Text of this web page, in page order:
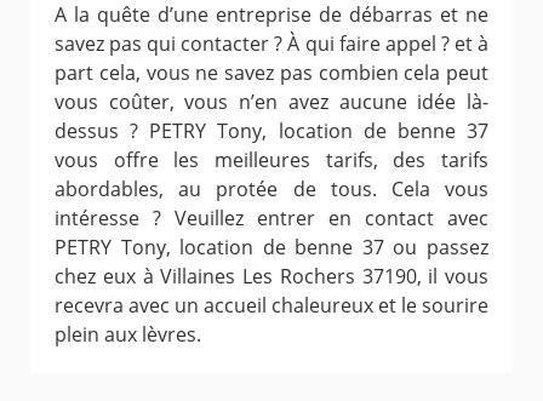
A la quête d’une entreprise de débarras et ne
savez pas qui contacter ? À qui faire appel ? et à
part cela, vous ne savez pas combien cela peut
vous coûter, vous n’en avez aucune idée là-
dessus ? PETRY Tony, location de benne 37
vous offre les meilleures tarifs, des tarifs
abordables, au protée de tous. Cela vous
intéresse ? Veuillez entrer en contact avec
PETRY Tony, location de benne 37 ou passez
chez eux à Villaines Les Rochers 37190, il vous
recevra avec un accueil chaleureux et le sourire
plein aux lèvres.